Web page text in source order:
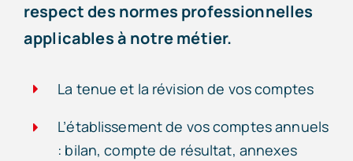
respect des normes professionnelles
applicables à notre métier.
La tenue et la révision de vos comptes
L’établissement de vos comptes annuels
: bilan, compte de résultat, annexes